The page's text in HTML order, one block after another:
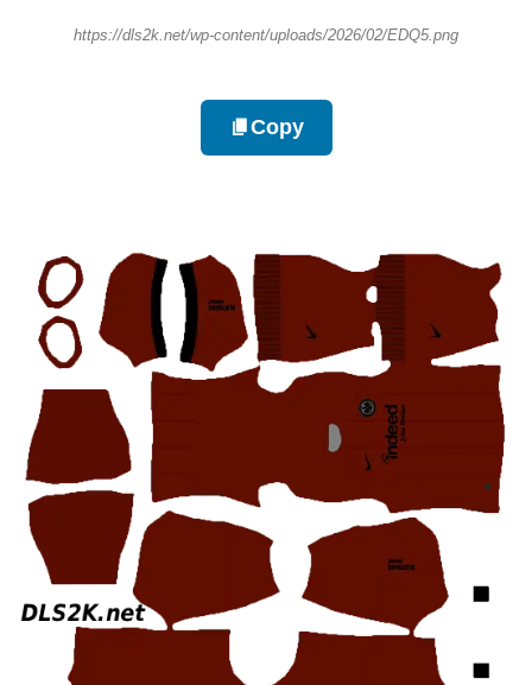
https://dls2k.net/wp-content/uploads/2026/02/EDQ5.png
Copy